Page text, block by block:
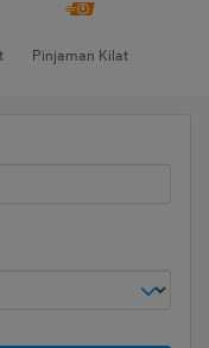
Pinjaman Kilat